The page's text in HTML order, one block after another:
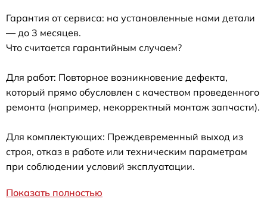
Гарантия от сервиса: на установленные нами детали
— до 3 месяцев.
Что считается гарантийным случаем?
Для работ: Повторное возникновение дефекта,
который прямо обусловлен с качеством проведенного
ремонта (например, некорректный монтаж запчасти).
Для комплектующих: Преждевременный выход из
строя, отказ в работе или техническим параметрам
при соблюдении условий эксплуатации.
Показать полностью